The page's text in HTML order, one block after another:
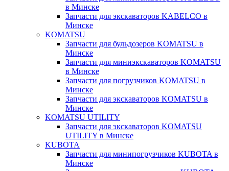
в Минске
Запчасти для экскаваторов KABELCO в
Минске
KOMATSU
Запчасти для бульдозеров KOMATSU в
Минске
Запчасти для миниэкскаваторов KOMATSU
в Минске
Запчасти для погрузчиков KOMATSU в
Минске
Запчасти для экскаваторов KOMATSU в
Минске
KOMATSU UTILITY
Запчасти для экскаваторов KOMATSU
UTILITY в Минске
KUBOTA
Запчасти для минипогрузчиков KUBOTA в
Минске